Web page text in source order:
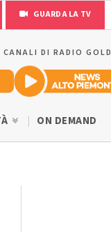
GUARDA LA TV
DI RADIO GOLD
ON DEMAND